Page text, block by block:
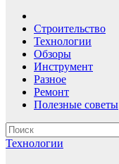
Строительство
Технологии
Обзоры
Инструмент
Разное
Ремонт
Полезные советы
Технологии